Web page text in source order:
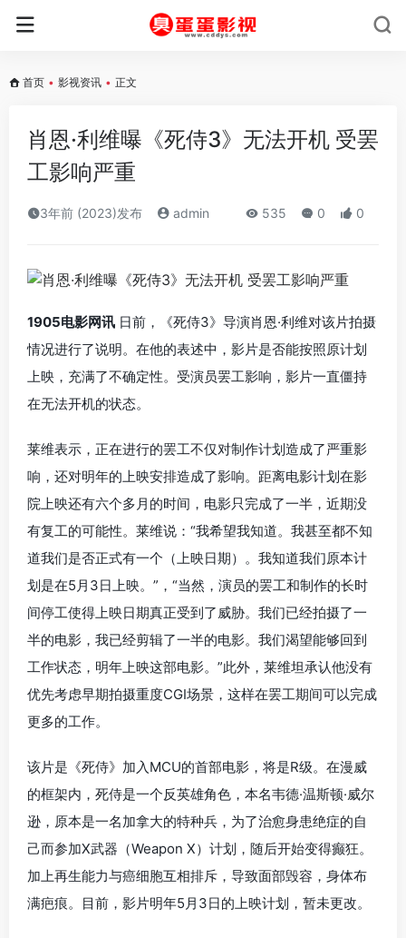
首页 • 影视资讯 • 正文
肖恩·利维曝《死侍3》无法开机 受罢
工影响严重
3年前 (2023)发布 admin 535 0 0
1905电影网讯 日前，《死侍3》导演肖恩·利维对该片拍摄
情况进行了说明。在他的表述中，影片是否能按照原计划
上映，充满了不确定性。受演员罢工影响，影片一直僵持
在无法开机的状态。
莱维表示，正在进行的罢工不仅对制作计划造成了严重影
响，还对明年的上映安排造成了影响。距离电影计划在影
院上映还有六个多月的时间，电影只完成了一半，近期没
有复工的可能性。莱维说：“我希望我知道。我甚至都不知
道我们是否正式有一个（上映日期）。我知道我们原本计
划是在5月3日上映。”，“当然，演员的罢工和制作的长时
间停工使得上映日期真正受到了威胁。我们已经拍摄了一
半的电影，我已经剪辑了一半的电影。我们渴望能够回到
工作状态，明年上映这部电影。”此外，莱维坦承认他没有
优先考虑早期拍摄重度CGI场景，这样在罢工期间可以完成
更多的工作。
该片是《死侍》加入MCU的首部电影，将是R级。在漫威
的框架内，死侍是一个反英雄角色，本名韦德·温斯顿·威尔
逊，原本是一名加拿大的特种兵，为了治愈身患绝症的自
己而参加X武器（Weapon X）计划，随后开始变得癫狂。
加上再生能力与癌细胞互相排斥，导致面部毁容，身体布
满疤痕。目前，影片明年5月3日的上映计划，暂未更改。